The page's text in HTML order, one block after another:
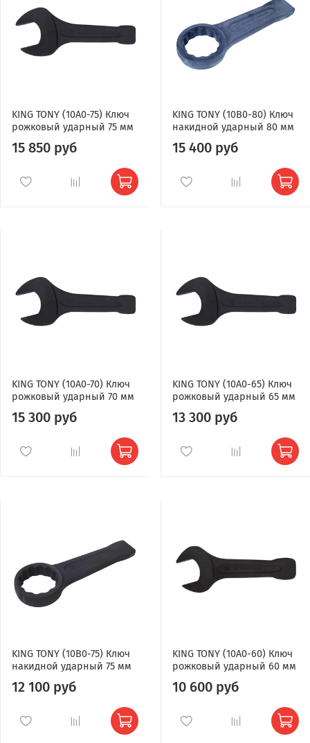
KING TONY (10A0-75) Ключ
рожковый ударный 75 мм
15 850 руб
KING TONY (10B0-80) Ключ
накидной ударный 80 мм
15 400 руб
KING TONY (10A0-70) Ключ
рожковый ударный 70 мм
15 300 руб
KING TONY (10A0-65) Ключ
рожковый ударный 65 мм
13 300 руб
KING TONY (10B0-75) Ключ
накидной ударный 75 мм
12 100 руб
KING TONY (10A0-60) Ключ
рожковый ударный 60 мм
10 600 руб